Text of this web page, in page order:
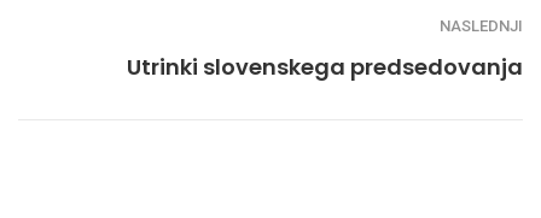
NASLEDNJI
Utrinki slovenskega predsedovanja